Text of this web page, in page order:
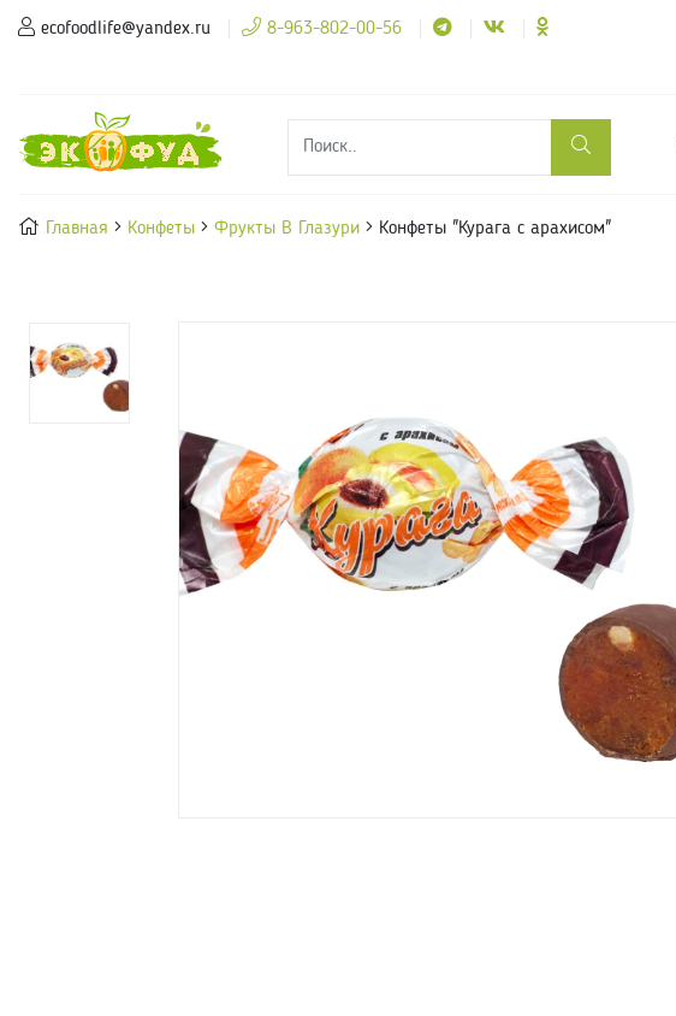
ecofoodlife@yandex.ru
8-963-802-00-56
Главная Конфеты Фрукты В Глазури Конфеты "Курага c арахисом"